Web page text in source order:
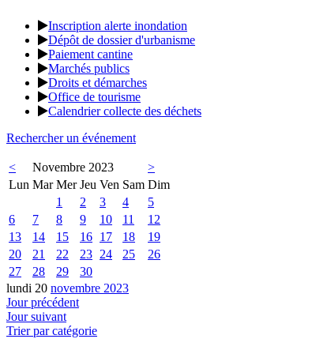
Inscription alerte inondation
Dépôt de dossier d'urbanisme
Paiement cantine
Marchés publics
Droits et démarches
Office de tourisme
Calendrier collecte des déchets
Rechercher un événement
< Novembre 2023
>
Lun Mar Mer Jeu Ven Sam Dim
1
2 3 4
5
6
7 8 9 10 11
12
13
14 15 16 17 18
19
20
21 22 23 24 25
26
27
28 29
30
lundi 20 novembre 2023
Jour précédent
Jour suivant
Trier par catégorie